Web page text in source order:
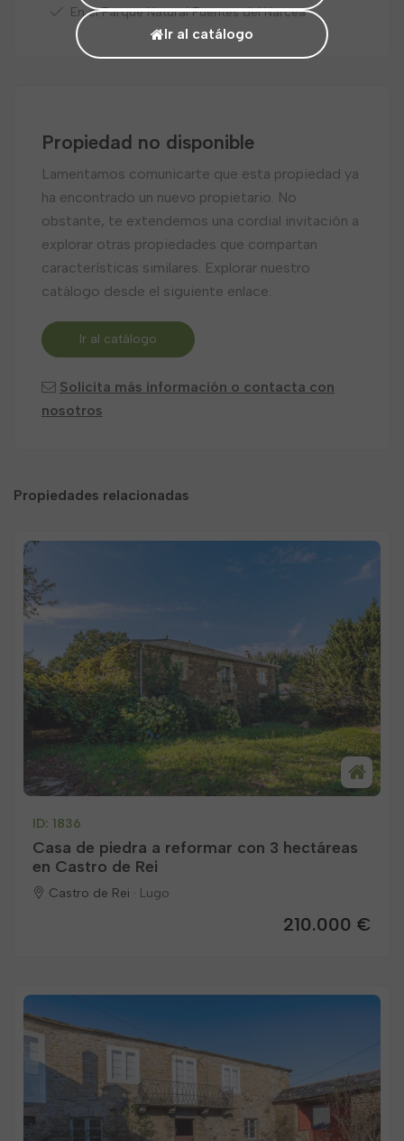
Ir al catálogo
En el Parque Natural Fuentes del Narcea
Propiedad no disponible
Lamentamos comunicarte que esta propiedad ya
ha encontrado un nuevo propietario. No
obstante, te extendemos una cordial invitación a
explorar otras propiedades que compartan
características similares. Explorar nuestro
catálogo desde el siguiente enlace.
Ir al catálogo
Solicita más información o contacta con
nosotros
Propiedades relacionadas
ID: 1836
Casa de piedra a reformar con 3 hectáreas
en Castro de Rei
Castro de Rei · Lugo
210.000 €